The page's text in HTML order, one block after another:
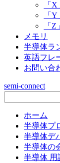
「
「
「
メモリ
半導体ラ
英語フレ
お問い合
semi-connect
ホーム
半導体プ
半導体デ
半導体の
半導体